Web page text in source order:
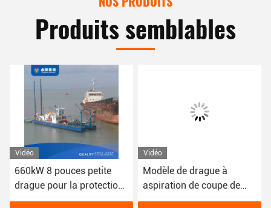
Produits semblables
Vidéo
660kW 8 pouces petite
drague pour la protection
de l'environnement de
Vidéo
Modèle de drague à
aspiration de coupe de
tuyaux de 12 pouces avec